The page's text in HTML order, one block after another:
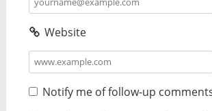
Website
Notify me of follow-up